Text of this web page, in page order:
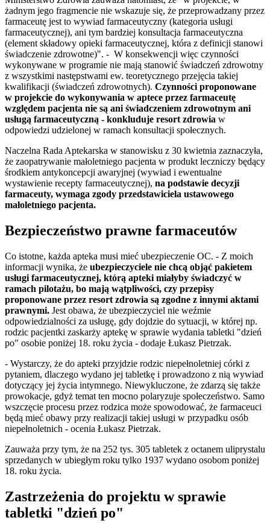
żadnym jego fragmencie nie wskazuje się, że przeprowadzany przez
farmaceutę jest to wywiad farmaceutyczny (kategoria usługi
farmaceutycznej), ani tym bardziej konsultacja farmaceutyczna
(element składowy opieki farmaceutycznej, która z definicji stanowi
świadczenie zdrowotne)". - W konsekwencji więc czynności
wykonywane w programie nie mają stanowić świadczeń zdrowotny
z wszystkimi następstwami ew. teoretycznego przejęcia takiej
kwalifikacji (świadczeń zdrowotnych). Czynności proponowane
w projekcie do wykonywania w aptece przez farmaceutę
względem pacjenta nie są ani świadczeniem zdrowotnym ani
usługą farmaceutyczną - konkluduje resort zdrowia w
odpowiedzi udzielonej w ramach konsultacji społecznych.
Naczelna Rada Aptekarska w stanowisku z 30 kwietnia zaznaczyła,
że zaopatrywanie małoletniego pacjenta w produkt leczniczy będący
środkiem antykoncepcji awaryjnej (wywiad i ewentualne
wystawienie recepty farmaceutycznej), na podstawie decyzji
farmaceuty, wymaga zgody przedstawiciela ustawowego
małoletniego pacjenta.
Bezpieczeństwo prawne farmaceutów
Co istotne, każda apteka musi mieć ubezpieczenie OC. - Z moich
informacji wynika, że ubezpieczyciele nie chcą objąć pakietem
usługi farmaceutycznej, którą apteki miałyby świadczyć w
ramach pilotażu, bo mają wątpliwości, czy przepisy
proponowane przez resort zdrowia są zgodne z innymi aktami
prawnymi. Jest obawa, że ubezpieczyciel nie weźmie
odpowiedzialności za usługę, gdy dojdzie do sytuacji, w której np.
rodzic pacjentki zaskarży aptekę w sprawie wydania tabletki "dzień
po" osobie poniżej 18. roku życia - dodaje Łukasz Pietrzak.
- Wystarczy, że do apteki przyjdzie rodzic niepełnoletniej córki z
pytaniem, dlaczego wydano jej tabletkę i prowadzono z nią wywiad
dotyczący jej życia intymnego. Niewykluczone, że zdarzą się także
prowokacje, gdyż temat ten mocno polaryzuje społeczeństwo. Samo
wszczęcie procesu przez rodzica może spowodować, że farmaceuci
będą mieć obawy przy realizacji takiej usługi w przypadku osób
niepełnoletnich - ocenia Łukasz Pietrzak.
Zauważa przy tym, że na 252 tys. 305 tabletek z octanem uliprystalu
sprzedanych w ubiegłym roku tylko 1937 wydano osobom poniżej
18. roku życia.
Zastrzeżenia do projektu w sprawie
tabletki "dzień po"